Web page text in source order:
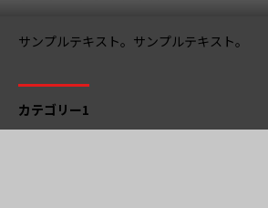
サンプルテキスト。サンプルテキスト。
カテゴリー1